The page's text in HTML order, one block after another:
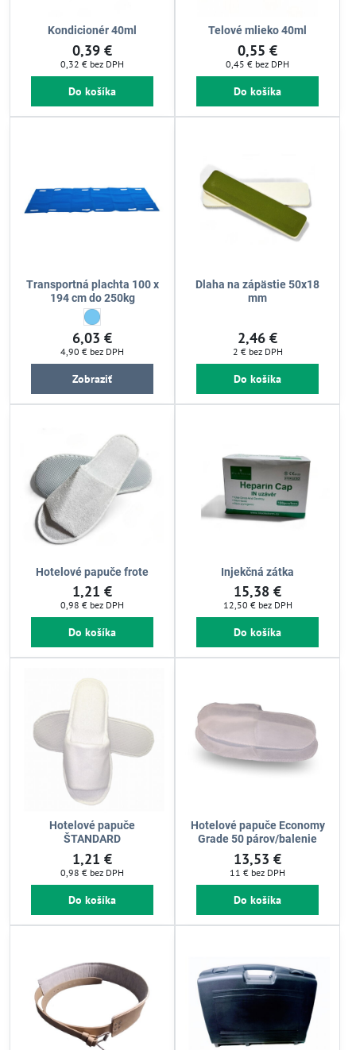
Kondicionér 40ml
0,39 €
0,32 € bez DPH
Do košíka
Telové mlieko 40ml
0,55 €
0,45 € bez DPH
Do košíka
Transportná plachta 100 x
194 cm do 250kg
Transportná plachta 100 x 194 cm do 250kg - Farba:
Svetlo modrá
6,03 €
4,90 € bez DPH
Zobraziť
Dlaha na zápästie 50x18
mm
2,46 €
2 € bez DPH
Do košíka
Hotelové papuče frote
1,21 €
0,98 € bez DPH
Do košíka
Injekčná zátka
15,38 €
12,50 € bez DPH
Do košíka
Hotelové papuče
ŠTANDARD
1,21 €
0,98 € bez DPH
Do košíka
Hotelové papuče Economy
Grade 50 párov/balenie
13,53 €
11 € bez DPH
Do košíka